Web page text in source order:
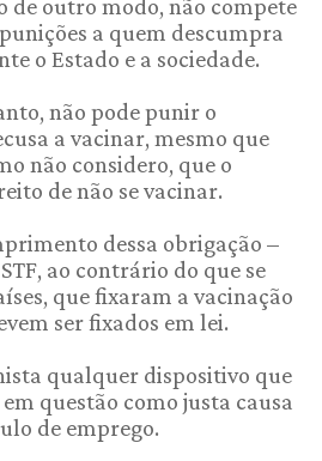
de outro modo, não compete
a quem descumpra
o Estado e a sociedade.
não pode punir o
a vacinar, mesmo que
não considero, que o
de não se vacinar.
dessa obrigação –
ao contrário do que se
que fixaram a vacinação
ser fixados em lei.
qualquer dispositivo que
questão como justa causa
de emprego.